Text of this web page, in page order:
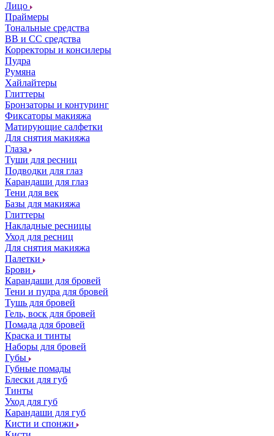
Лицо
Праймеры
Тональные средства
ВВ и СС средства
Корректоры и консилеры
Пудра
Румяна
Хайлайтеры
Глиттеры
Бронзаторы и контуринг
Фиксаторы макияжа
Матирующие салфетки
Для снятия макияжа
Глаза
Туши для ресниц
Подводки для глаз
Карандаши для глаз
Тени для век
Базы для макияжа
Глиттеры
Накладные ресницы
Уход для ресниц
Для снятия макияжа
Палетки
Брови
Карандаши для бровей
Тени и пудра для бровей
Тушь для бровей
Гель, воск для бровей
Помада для бровей
Краска и тинты
Наборы для бровей
Губы
Губные помады
Блески для губ
Тинты
Уход для губ
Карандаши для губ
Кисти и спонжи